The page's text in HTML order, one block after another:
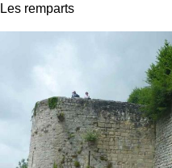
Les remparts